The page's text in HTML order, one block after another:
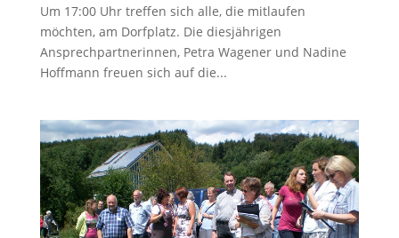
Um 17:00 Uhr treffen sich alle, die mitlaufen
möchten, am Dorfplatz. Die diesjährigen
Ansprechpartnerinnen, Petra Wagener und Nadine
Hoffmann freuen sich auf die...